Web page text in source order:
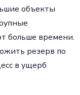
объекты
больше времени.
резерв по
в ущерб